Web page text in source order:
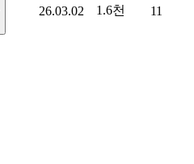
26.03.02 1.6천 11